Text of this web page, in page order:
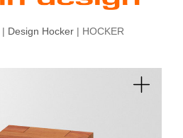
| Design Hocker | HOCKER